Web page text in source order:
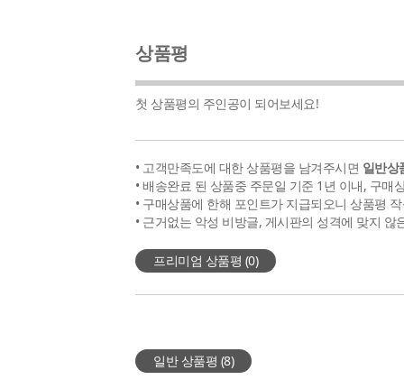
상품평
첫 상품평의 주인공이 되어보세요!
• 고객만족도에 대한 상품평을 남겨주시면 일반상
• 배송완료 된 상품중 주문일 기준 1년 이내, 구매
• 구매상품에 한해 포인트가 지급되오니 상품평
• 근거없는 악성 비방글, 게시판의 성격에 맞지
프리미엄 상품평 (0)
일반 상품평 (8)